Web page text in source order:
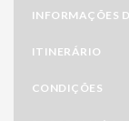
INFORMAÇÕES
ITINERÁRIO
CONDIÇÕES